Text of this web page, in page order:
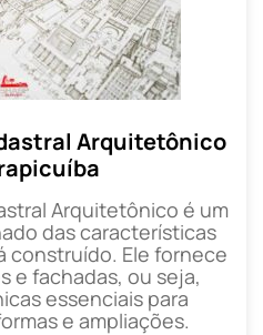
Arquitetônico
Arquitetônico é um
das características
construído. Ele fornece
e fachadas, ou seja,
essenciais para
e ampliações.